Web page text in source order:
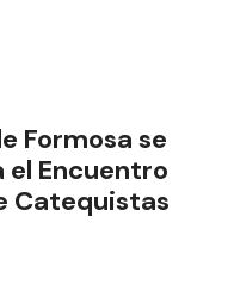
Formosa se
Encuentro
Catequistas